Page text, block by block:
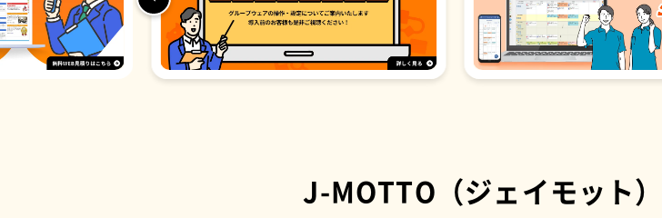
J-MOTTO （ジェイモット）